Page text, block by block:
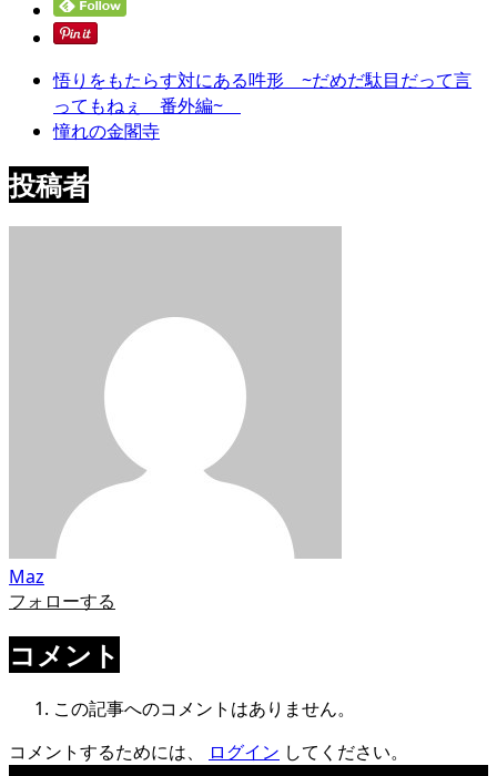
悟りをもたらす対にある吽形 ~だめだ駄目だって言
ってもねぇ 番外編~
憧れの金閣寺
投稿者
Maz
フォローする
コメント
この記事へのコメントはありません。
コメントするためには、
ログイン してください。